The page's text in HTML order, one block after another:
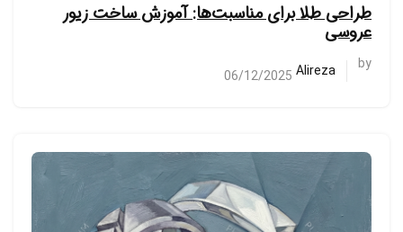
طراحی طلا برای مناسبت‌ها: آموزش ساخت زیور
عروسی
by
Alireza
06/12/2025